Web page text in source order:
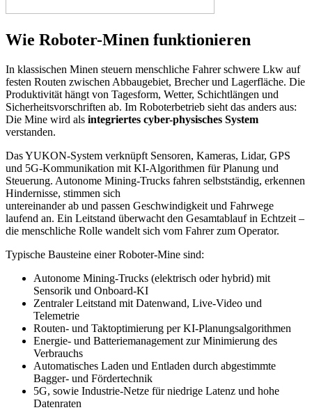
Wie Roboter-Minen funktionieren
In klassischen Minen steuern menschliche Fahrer schwere Lkw auf
festen Routen zwischen Abbaugebiet, Brecher und Lagerfläche. Die
Produktivität hängt von Tagesform, Wetter, Schichtlängen und
Sicherheitsvorschriften ab. Im Roboterbetrieb sieht das anders aus:
Die Mine wird als integriertes cyber-physisches System
verstanden.
Das YUKON-System verknüpft Sensoren, Kameras, Lidar, GPS
und 5G-Kommunikation mit KI-Algorithmen für Planung und
Steuerung. Autonome Mining-Trucks fahren selbstständig, erkennen
Hindernisse, stimmen sich
untereinander ab und passen Geschwindigkeit und Fahrwege
laufend an. Ein Leitstand überwacht den Gesamtablauf in Echtzeit –
die menschliche Rolle wandelt sich vom Fahrer zum Operator.
Typische Bausteine einer Roboter-Mine sind:
Autonome Mining-Trucks (elektrisch oder hybrid) mit
Sensorik und Onboard-KI
Zentraler Leitstand mit Datenwand, Live-Video und
Telemetrie
Routen- und Taktoptimierung per KI-Planungsalgorithmen
Energie- und Batteriemanagement zur Minimierung des
Verbrauchs
Automatisches Laden und Entladen durch abgestimmte
Bagger- und Fördertechnik
5G, sowie Industrie-Netze für niedrige Latenz und hohe
Datenraten